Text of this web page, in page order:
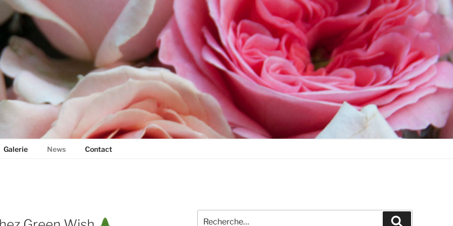
Galerie News Contact